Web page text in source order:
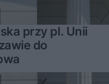
przy pl. Unii
do